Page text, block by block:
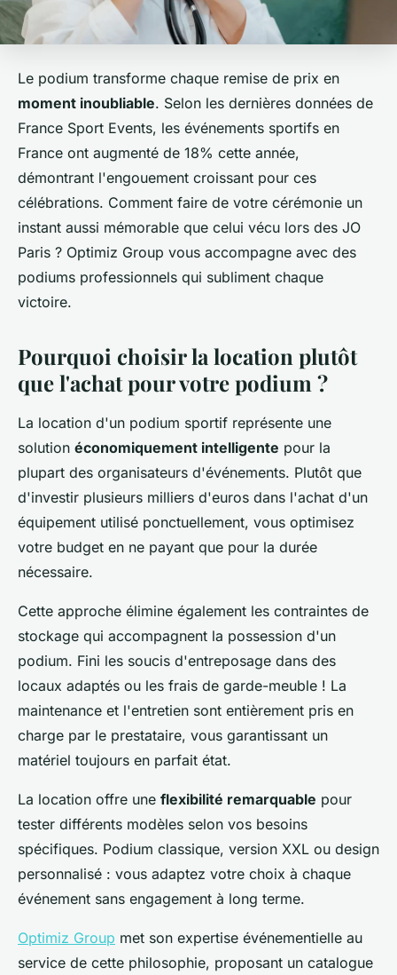
Le podium transforme chaque remise de prix en
moment inoubliable. Selon les dernières données de
France Sport Events, les événements sportifs en
France ont augmenté de 18% cette année,
démontrant l'engouement croissant pour ces
célébrations. Comment faire de votre cérémonie un
instant aussi mémorable que celui vécu lors des JO
Paris ? Optimiz Group vous accompagne avec des
podiums professionnels qui subliment chaque
victoire.
Pourquoi choisir la location plutôt
que l'achat pour votre podium ?
La location d'un podium sportif représente une
solution économiquement intelligente pour la
plupart des organisateurs d'événements. Plutôt que
d'investir plusieurs milliers d'euros dans l'achat d'un
équipement utilisé ponctuellement, vous optimisez
votre budget en ne payant que pour la durée
nécessaire.
Cette approche élimine également les contraintes de
stockage qui accompagnent la possession d'un
podium. Fini les soucis d'entreposage dans des
locaux adaptés ou les frais de garde-meuble ! La
maintenance et l'entretien sont entièrement pris en
charge par le prestataire, vous garantissant un
matériel toujours en parfait état.
La location offre une flexibilité remarquable pour
tester différents modèles selon vos besoins
spécifiques. Podium classique, version XXL ou design
personnalisé : vous adaptez votre choix à chaque
événement sans engagement à long terme.
Optimiz Group met son expertise événementielle au
service de cette philosophie, proposant un catalogue